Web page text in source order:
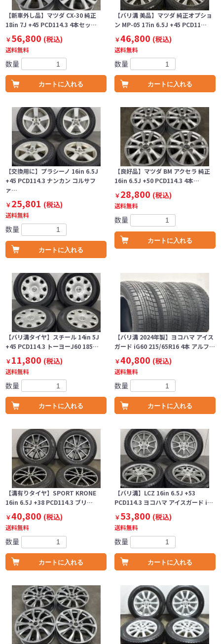
【新車外し品】マツダ CX-30 純正
18in 7J +45 PCD114.3 4本セッ…
￥56,800 (税込)
送料無料
数量
カートに入れる
【バリ溝 美品】マツダ 純正オプショ
ン MP-05 17in 6.5J +45 PCD11…
￥46,800 (税込)
送料無料
数量
カートに入れる
【交換用に】プラシーノ 16in 6.5J
+45 PCD114.3 ナンカン コルサフ
ァ…
￥25,801 (税込)
送料無料
数量
カートに入れる
【良好品】マツダ BM アクセラ 純正
16in 6.5J +50 PCD114.3 4本…
￥28,800 (税込)
送料無料
数量
カートに入れる
【バリ溝タイヤ】スチール 14in 5J
+45 PCD114.3 トーヨーJ60 185…
￥11,800 (税込)
送料無料
数量
カートに入れる
【バリ溝 2024年製】ヨコハマ アイス
ガード iG60 215/65R16 4本 アルフ…
￥40,800 (税込)
送料無料
数量
カートに入れる
【溝有りタイヤ】SPORT KRONE
16in 6.5J +38 PCD114.3 ブリ…
￥40,800 (税込)
送料無料
数量
カートに入れる
【バリ溝】LCZ 16in 6.5J +53
PCD114.3 ヨコハマ アイスガード i…
￥53,800 (税込)
送料無料
数量
カートに入れる